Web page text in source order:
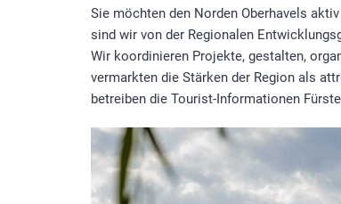
Sie möchten den Norden Oberhavels
sind wir von der Regionalen
Wir koordinieren Projekte, gestalten,
vermarkten die Stärken der Region als
betreiben die Tourist-Informationen